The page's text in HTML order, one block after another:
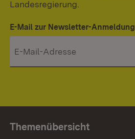
Landesregierung.
E-Mail zur Newsletter-Anmeldung
Themenübersicht